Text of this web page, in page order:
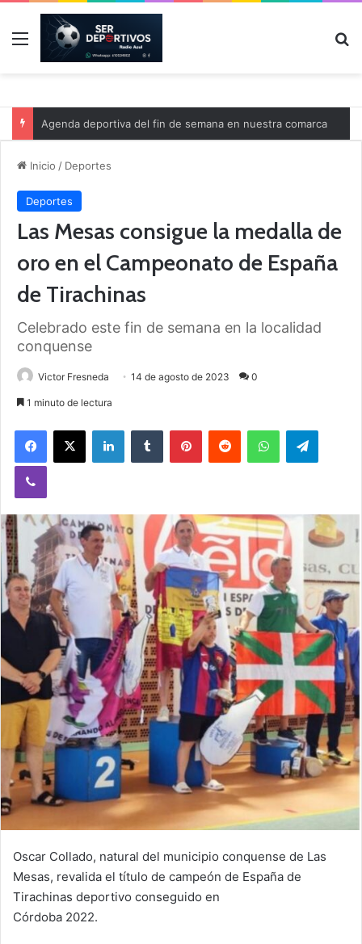
Menú
Agenda deportiva del fin de semana en nuestra comarca
Inicio / Deportes
Deportes
Las Mesas consigue la medalla de
oro en el Campeonato de España
de Tirachinas
Celebrado este fin de semana en la localidad
conquense
Victor Fresneda 14 de agosto de 2023 0
1 minuto de lectura
Oscar Collado, natural del municipio conquense de Las
Mesas, revalida el título de campeón de España de
Tirachinas deportivo conseguido en
Córdoba 2022.